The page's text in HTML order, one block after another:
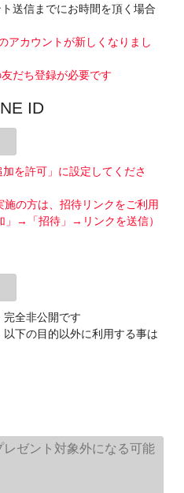
送信までにお時間を頂く場合
アカウントが新しくなりまし
だち登録が必要です
ID
を許可」に設定してくださ
の方は、招待リンクをご利用
」→「招待」→リンクを送信）
全非公開です
下の目的以外に利用する事は